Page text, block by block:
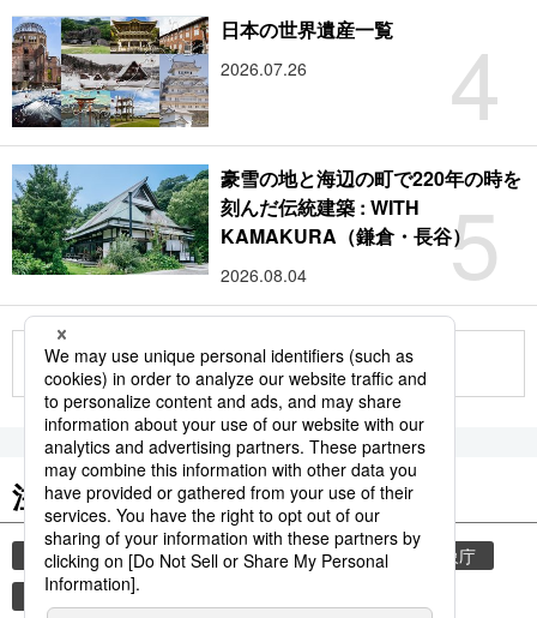
4
日本の世界遺産一覧
2026.07.26
5
豪雪の地と海辺の町で220年の時を
刻んだ伝統建築 : WITH
KAMAKURA（鎌倉・長谷）
2026.08.04
もっと見る
注目のキーワード
共同通信ニュース 和食 気象・災害
気象庁
食材
災害